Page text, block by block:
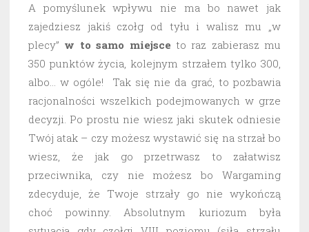
A pomyślunek wpływu nie ma bo nawet jak
zajedziesz jakiś czołg od tyłu i walisz mu „w
plecy” w to samo miejsce to raz zabierasz mu
350 punktów życia, kolejnym strzałem tylko 300,
albo… w ogóle! Tak się nie da grać, to pozbawia
racjonalności wszelkich podejmowanych w grze
decyzji. Po prostu nie wiesz jaki skutek odniesie
Twój atak – czy możesz wystawić się na strzał bo
wiesz, że jak go przetrwasz to załatwisz
przeciwnika, czy nie możesz bo Wargaming
zdecyduje, że Twoje strzały go nie wykończą
choć powinny. Absolutnym kuriozum była